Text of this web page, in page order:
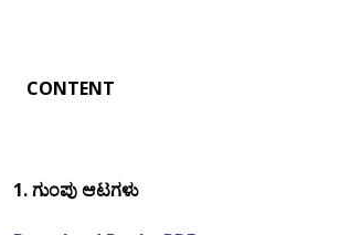
CONTENT
1. ಗುಂಪು ಆಟಗಳು